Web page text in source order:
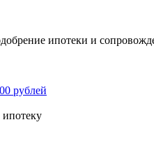
ипотеки и
рублей